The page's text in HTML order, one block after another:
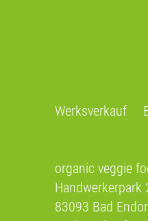
Werksverkauf
organic veggie
Handwerkerpark
83093 Bad